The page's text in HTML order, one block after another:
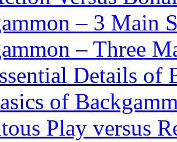
– 3 Main
– Three
Details of
of
Play versus